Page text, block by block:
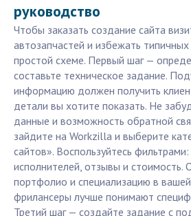
руководство
Чтобы заказать создание сайта
автозапчастей и избежать
простой схеме. Первый шаг —
составьте техническое задание.
информацию должен получить
детали вы хотите показать. Не
данные и возможность обратной
зайдите на Workzilla и выберите
сайтов». Воспользуйтесь фильтрами:
исполнителей, отзывы и стоимость.
портфолио и специализацию в
фрилансеры лучше понимают
Третий шаг — создайте задание с